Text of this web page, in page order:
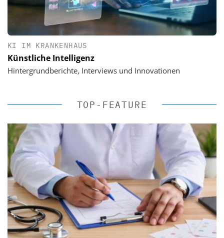
KI IM KRANKENHAUS
Künstliche Intelligenz
Hintergrundberichte, Interviews und Innovationen
TOP-FEATURE